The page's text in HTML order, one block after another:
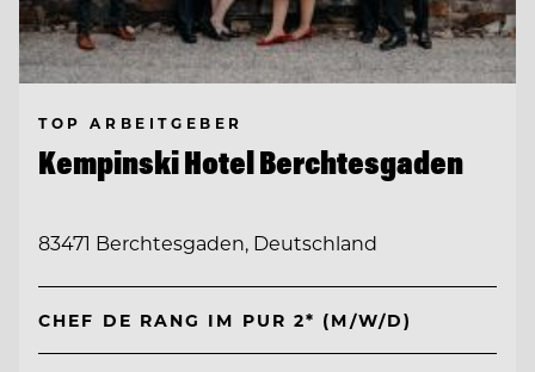
TOP ARBEITGEBER
Kempinski Hotel Berchtesgaden
83471 Berchtesgaden, Deutschland
CHEF DE RANG IM PUR 2* (M/W/D)